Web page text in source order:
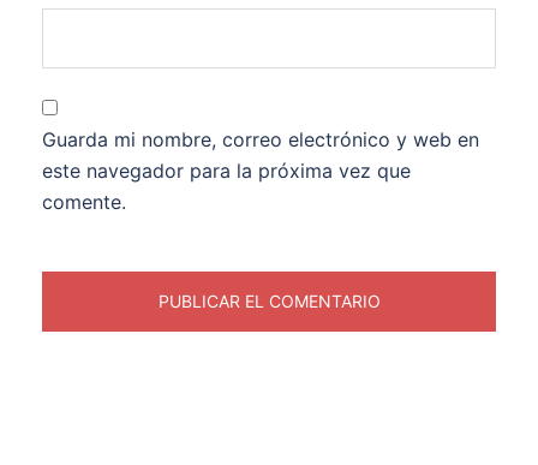
Guarda mi nombre, correo electrónico y web en
este navegador para la próxima vez que
comente.